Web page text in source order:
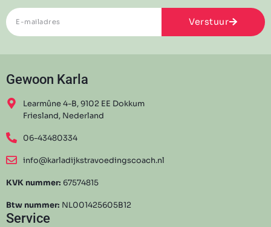
Verstuur
Gewoon Karla
Learmûne 4-B, 9102 EE Dokkum
Friesland, Nederland
06-43480334
info@karladijkstravoedingscoach.nl
KVK nummer: 67574815
Btw nummer: NL001425605B12
Service